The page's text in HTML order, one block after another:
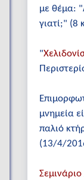
με θέμα:
γιατί;" (8
"
μνημεία
παλιό
(13/4/